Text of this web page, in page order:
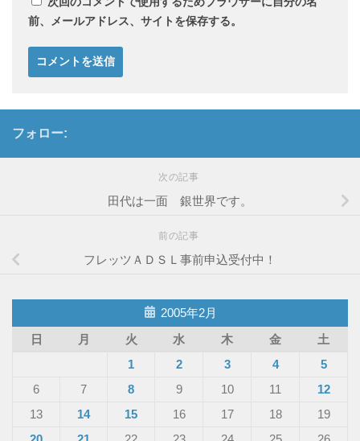
前、メールアドレス、サイトを保存する。
フォロー:
次の記事
田代は一面 銀世界です。
前の記事
フレッツＡＤＳＬ事前申込受付中！
2005年2月
日
月 火 水 木 金
土
1
2 3 4
5
6
7 8 9 10 11
12
13
14 15 16 17 18
19